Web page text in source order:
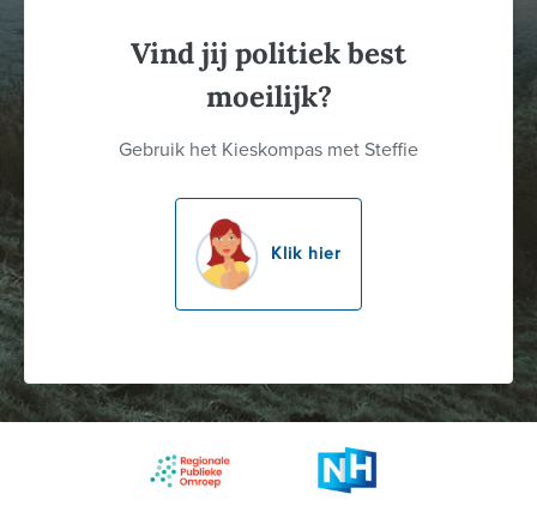
Vind jij politiek best
moeilijk?
Gebruik het Kieskompas met Steffie
Klik hier